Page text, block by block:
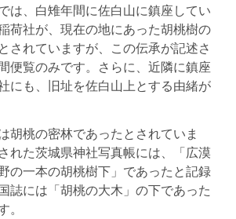
は、白雉年間に佐白山に鎮座してい
荷社が、現在の地にあった胡桃樹の
されていますが、この伝承が記述さ
便覧のみです。さらに、近隣に鎮座
にも、旧址を佐白山上とする由緒が
胡桃の密林であったとされていま
れた茨城県神社写真帳には、「広漠
の一本の胡桃樹下」であったと記録
誌には「胡桃の大木」の下であった